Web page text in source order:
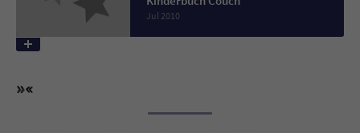
Jul 2010
Name tx_pwcomments_ahash